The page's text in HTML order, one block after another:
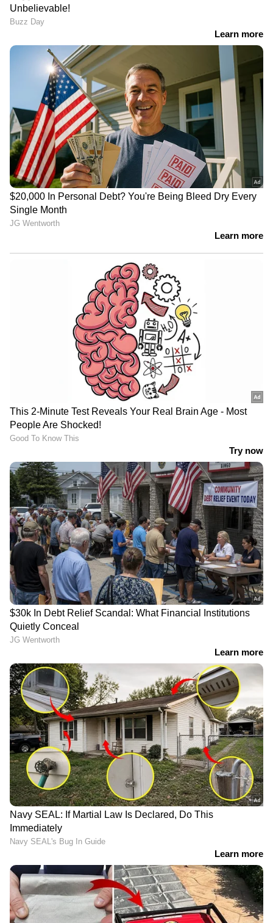
അവസാനിപ്പിച്ച് ഷിജിന്റെ കുടുംബം,
നടത്തും
കണ്ണൂരിലെ റിസ ജീവനൊടുക്കിയ
സംഭവത്തിൽ ഭർത്താവിനായി
ലുക്ക് ഔട്ട് സർക്കുലർ | Kannur |
Risa Death case